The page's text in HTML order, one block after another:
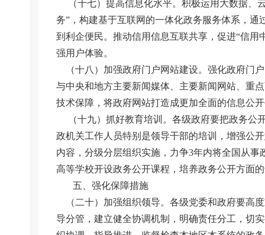
（十七）提高信息化水平。积极运用大数据、
务”，构建基于互联网的一体化政务服务体系，
到利企便民。推动信用信息互联共享，促进“信
强用户体验。
（十八）加强政府门户网站建设。强化政府门
与中央和地方主要新闻媒体、主要新闻网站、重
技术保障，将政府网站打造成更加全面的信息公
（十九）抓好教育培训。各级政府要把政务公
政机关工作人员特别是领导干部的培训，增强公
内容，分级分层组织实施，力争3年内将全国从
高等学校开设政务公开课程，培养政务公开方面
五、强化保障措施
（二十）加强组织领导。各级党委和政府要高
导分管，建立健全协调机制，明确责任分工，切